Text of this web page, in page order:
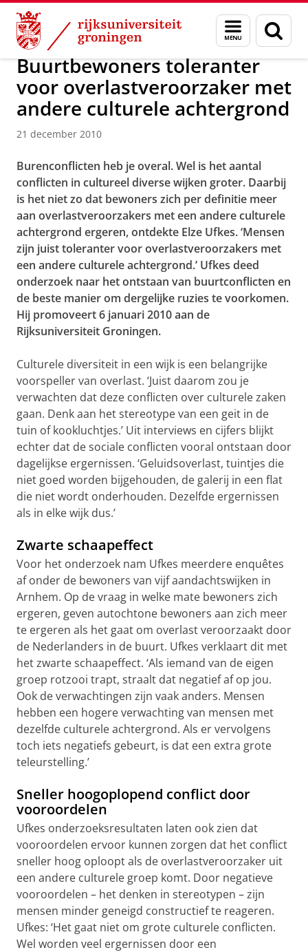
Skip
Content
Skip
Navigation
Menu
en
zoeken
Over ons Actueel Nieuws Nieuwsberichten
Buurtbewoners toleranter
voor overlastveroorzaker met
andere culturele achtergrond
21 december 2010
Burenconflicten heb je overal. Wel is het aantal
conflicten in cultureel diverse wijken groter. Daarbij
is het niet zo dat bewoners zich per definitie meer
aan overlastveroorzakers met een andere culturele
achtergrond ergeren, ontdekte Elze Ufkes. ‘Mensen
zijn juist toleranter voor overlastveroorzakers met
een andere culturele achtergrond.’ Ufkes deed
onderzoek naar het ontstaan van buurtconflicten en
de beste manier om dergelijke ruzies te voorkomen.
Hij promoveert 6 januari 2010 aan de
Rijksuniversiteit Groningen.
Culturele diversiteit in een wijk is een belangrijke
voorspeller van overlast. ‘Juist daarom zou je
verwachten dat deze conflicten over culturele zaken
gaan. Denk aan het stereotype van een geit in de
tuin of kookluchtjes.’ Uit interviews en cijfers blijkt
echter dat de sociale conflicten vooral ontstaan door
dagelijkse ergernissen. ‘Geluidsoverlast, tuintjes die
niet goed worden bijgehouden, de galerij in een flat
die niet wordt onderhouden. Dezelfde ergernissen
als in elke wijk dus.’
Zwarte schaapeffect
Voor het onderzoek nam Ufkes meerdere enquêtes
af onder de bewoners van vijf aandachtswijken in
Arnhem. Op de vraag in welke mate bewoners zich
ergeren, geven autochtone bewoners aan zich meer
te ergeren als het gaat om overlast veroorzaakt door
de Nederlanders in de buurt. Ufkes verklaart dit met
het zwarte schaapeffect. ‘Als iemand van de eigen
groep rotzooi trapt, straalt dat negatief af op jou.
Ook de verwachtingen zijn vaak anders. Mensen
hebben een hogere verwachting van mensen met
dezelfde culturele achtergrond. Als er vervolgens
toch iets negatiefs gebeurt, is dat een extra grote
teleurstelling.’
Sneller hoogoplopend conflict door
vooroordelen
Ufkes onderzoeksresultaten laten ook zien dat
vooroordelen ervoor kunnen zorgen dat het conflict
sneller hoog oploopt als de overlastveroorzaker uit
een andere culturele groep komt. Door negatieve
vooroordelen – het denken in stereotypen – zijn
mensen minder geneigd constructief te reageren.
Ufkes: ‘Het gaat niet om grote culturele conflicten.
Wel worden veel ergernissen door een